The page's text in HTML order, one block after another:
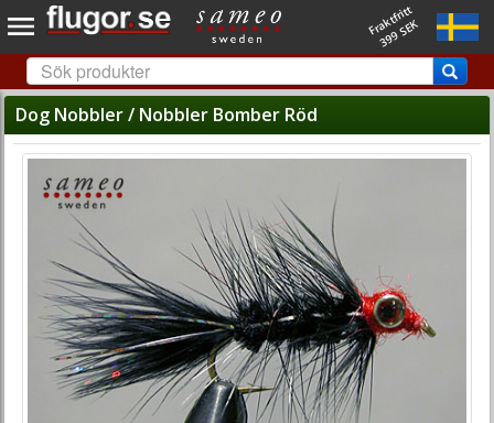
Fraktfritt
399 SEK
Dog Nobbler / Nobbler Bomber Röd